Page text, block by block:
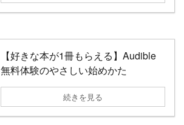
【好きな本が1冊もらえる】Audible
無料体験のやさしい始めかた
続きを見る